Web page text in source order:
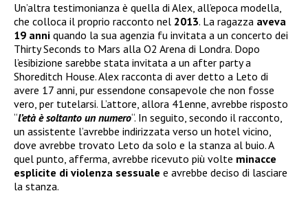
Un’altra testimonianza è quella di Alex, all’epoca modella,
che colloca il proprio racconto nel 2013. La ragazza aveva
19 anni quando la sua agenzia fu invitata a un concerto dei
Thirty Seconds to Mars alla O2 Arena di Londra. Dopo
l’esibizione sarebbe stata invitata a un after party a
Shoreditch House. Alex racconta di aver detto a Leto di
avere 17 anni, pur essendone consapevole che non fosse
vero, per tutelarsi. L’attore, allora 41enne, avrebbe risposto
“l’età è soltanto un numero“. In seguito, secondo il racconto,
un assistente l’avrebbe indirizzata verso un hotel vicino,
dove avrebbe trovato Leto da solo e la stanza al buio. A
quel punto, afferma, avrebbe ricevuto più volte minacce
esplicite di violenza sessuale e avrebbe deciso di lasciare
la stanza.